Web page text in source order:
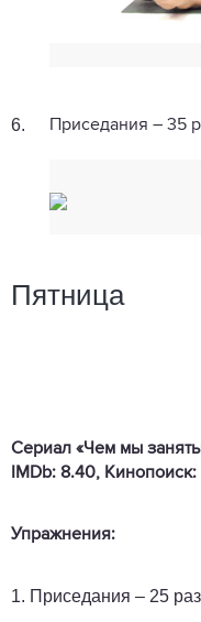
6. Приседания – 35
Пятница
Сериал «Чем мы
IMDb: 8.40, Кинопоиск:
Упражнения:
1. Приседания – 25 раз